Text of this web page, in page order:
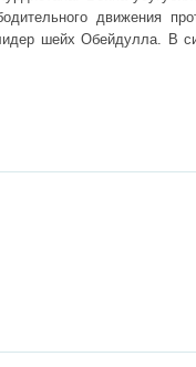
движения
лидер шейх Обейдулла. В